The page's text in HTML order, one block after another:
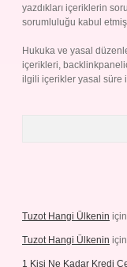
yazdıkları içeriklerin
sorumluluğu kabul etmiş
Hukuka ve yasal
içerikleri,
ilgili içerikler yasal süre
Tuzot Hangi Ülkenin için
Tuzot Hangi Ülkenin için
1 Kişi Ne Kadar Kredi